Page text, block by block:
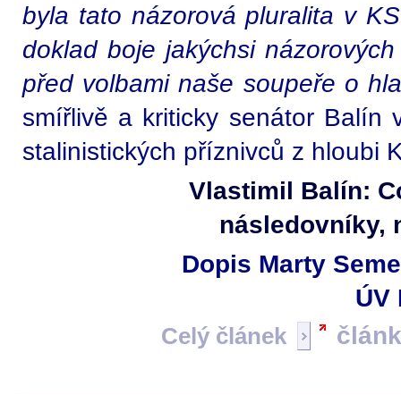
byla tato názorová pluralita v
doklad boje jakýchsi
před volbami naše soupeře o
smířlivě a kriticky senátor Balín
stalinistických příznivců z hloubi
Vlastimil Balín:
následovníky,
Dopis Marty
ÚV
Celý článek